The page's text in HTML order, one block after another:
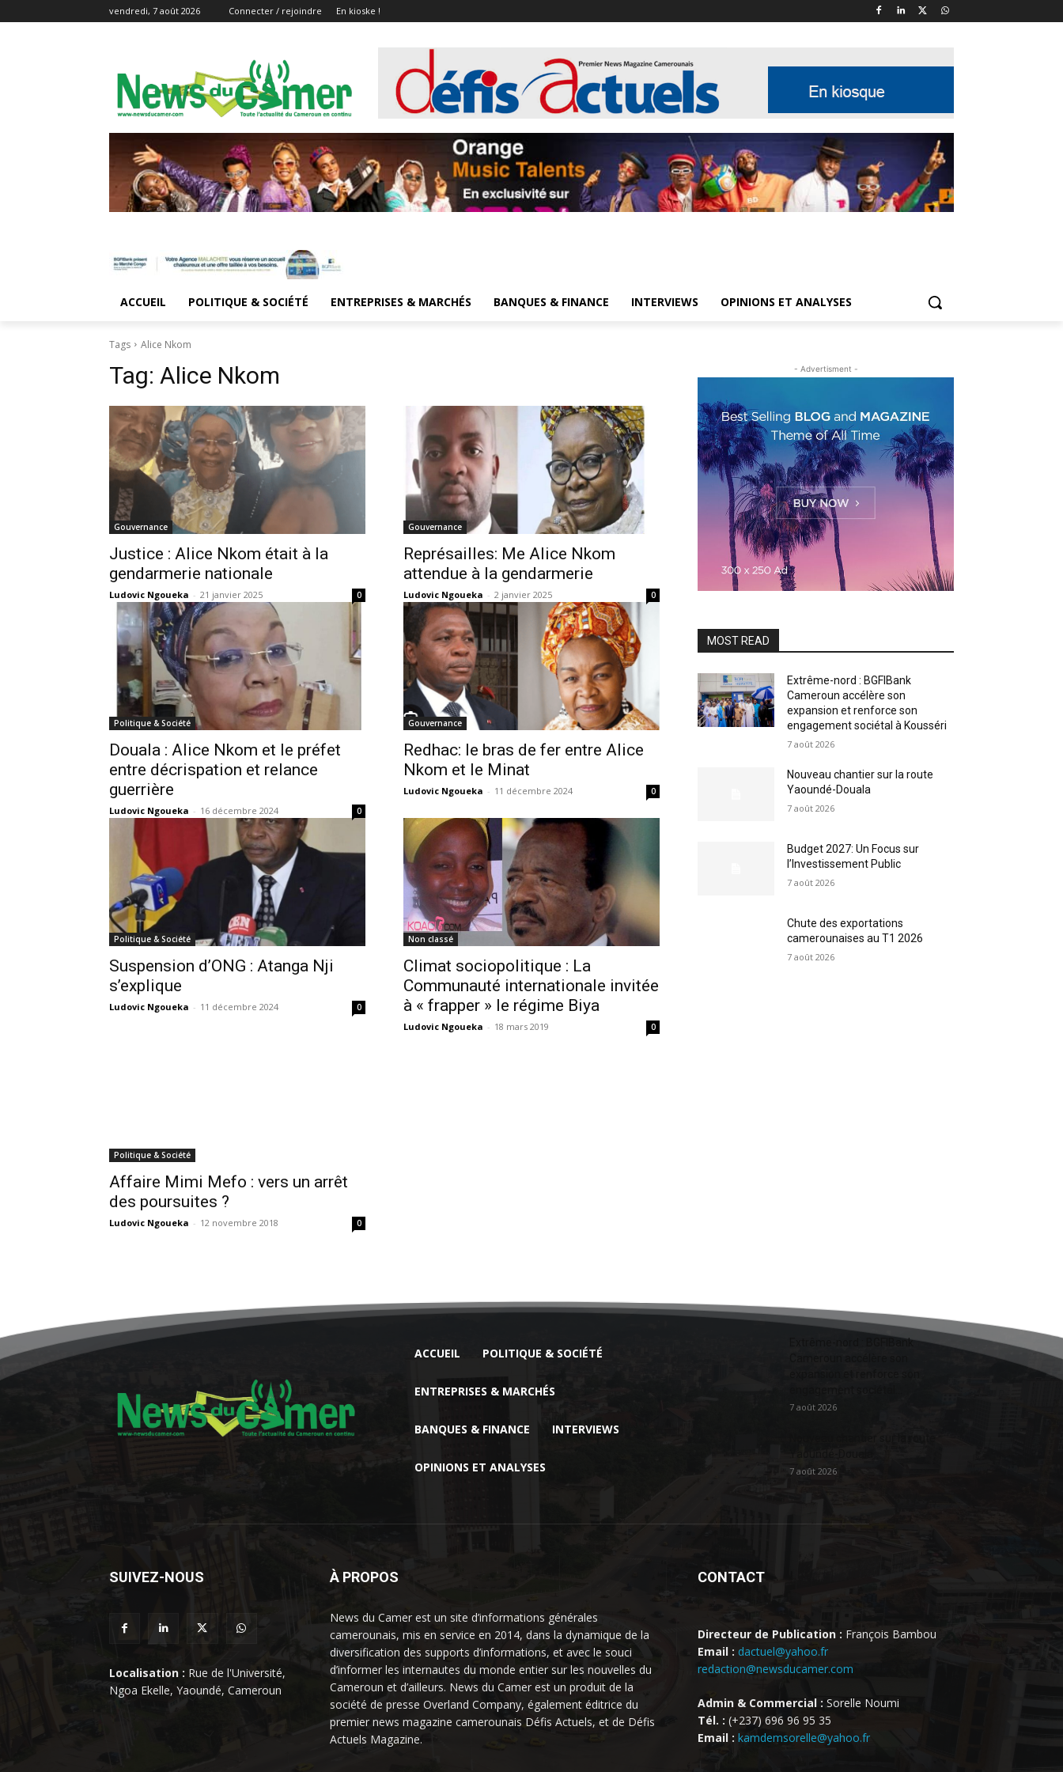
vendredi, 7 août 2026 Connecter / rejoindre En kioske !
ACCUEIL POLITIQUE & SOCIÉTÉ ENTREPRISES & MARCHÉS BANQUES & FINANCE INTERVIEWS OPINIONS ET ANALYSES
Tags Alice Nkom
Tag: Alice Nkom
Gouvernance
Justice : Alice Nkom était à la
gendarmerie nationale
Ludovic Ngoueka - 21 janvier 2025 0
Gouvernance
Représailles: Me Alice Nkom
attendue à la gendarmerie
Ludovic Ngoueka - 2 janvier 2025 0
Politique & Société
Douala : Alice Nkom et le préfet
entre décrispation et relance
guerrière
Ludovic Ngoueka - 16 décembre 2024 0
Gouvernance
Redhac: le bras de fer entre Alice
Nkom et le Minat
Ludovic Ngoueka - 11 décembre 2024 0
Politique & Société
Suspension d’ONG : Atanga Nji
s’explique
Ludovic Ngoueka - 11 décembre 2024 0
Non classé
Climat sociopolitique : La
Communauté internationale invitée
à « frapper » le régime Biya
Ludovic Ngoueka - 18 mars 2019 0
Politique & Société
Affaire Mimi Mefo : vers un arrêt
des poursuites ?
Ludovic Ngoueka - 12 novembre 2018 0
- Advertisment -
MOST READ
Extrême-nord : BGFIBank
Cameroun accélère son
expansion et renforce son
engagement sociétal à Kousséri
7 août 2026
Nouveau chantier sur la route
Yaoundé-Douala
7 août 2026
Budget 2027: Un Focus sur
l’Investissement Public
7 août 2026
Chute des exportations
camerounaises au T1 2026
7 août 2026
ACCUEIL POLITIQUE & SOCIÉTÉ
ENTREPRISES & MARCHÉS
BANQUES & FINANCE INTERVIEWS
OPINIONS ET ANALYSES
Extrême-nord : BGFIBank
7 août 2026
7 août 2026
SUIVEZ-NOUS
Localisation : Rue de l'Université,
Ngoa Ekelle, Yaoundé, Cameroun
À PROPOS
News du Camer est un site d’informations générales
camerounais, mis en service en 2014, dans la dynamique de la
diversification des supports d’informations, et avec le souci
d’informer les internautes du monde entier sur les nouvelles du
Cameroun et d’ailleurs. News du Camer est un produit de la
société de presse Overland Company, également éditrice du
premier news magazine camerounais Défis Actuels, et de Défis
Actuels Magazine.
CONTACT
Directeur de Publication : François Bambou
Email : dactuel@yahoo.fr
redaction@newsducamer.com
Admin & Commercial : Sorelle Noumi
Tél. : (+237) 696 96 95 35
Email : kamdemsorelle@yahoo.fr